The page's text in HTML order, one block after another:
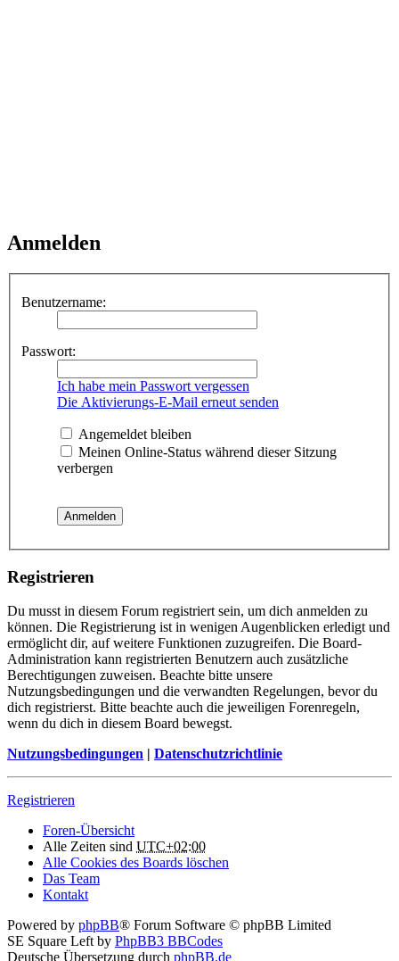
Anmelden
Benutzername:
Passwort:
Ich habe mein Passwort vergessen
Die Aktivierungs-E-Mail erneut senden
Angemeldet bleiben
Meinen Online-Status während dieser Sitzung
verbergen
Registrieren
Du musst in diesem Forum registriert sein, um dich anmelden zu
können. Die Registrierung ist in wenigen Augenblicken erledigt und
ermöglicht dir, auf weitere Funktionen zuzugreifen. Die Board-
Administration kann registrierten Benutzern auch zusätzliche
Berechtigungen zuweisen. Beachte bitte unsere
Nutzungsbedingungen und die verwandten Regelungen, bevor du
dich registrierst. Bitte beachte auch die jeweiligen Forenregeln,
wenn du dich in diesem Board bewegst.
Nutzungsbedingungen | Datenschutzrichtlinie
Registrieren
Foren-Übersicht
Alle Zeiten sind UTC+02:00
Alle Cookies des Boards löschen
Das Team
Kontakt
Powered by phpBB® Forum Software © phpBB Limited
SE Square Left by PhpBB3 BBCodes
Deutsche Übersetzung durch phpBB.de